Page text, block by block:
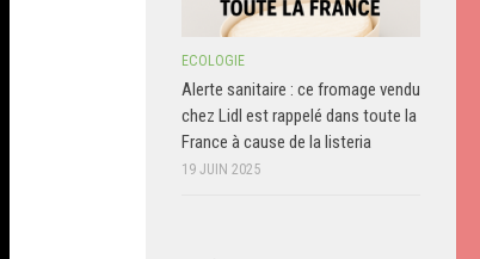
ECOLOGIE
Alerte sanitaire : ce fromage vendu
chez Lidl est rappelé dans toute la
France à cause de la listeria
19 JUIN 2025